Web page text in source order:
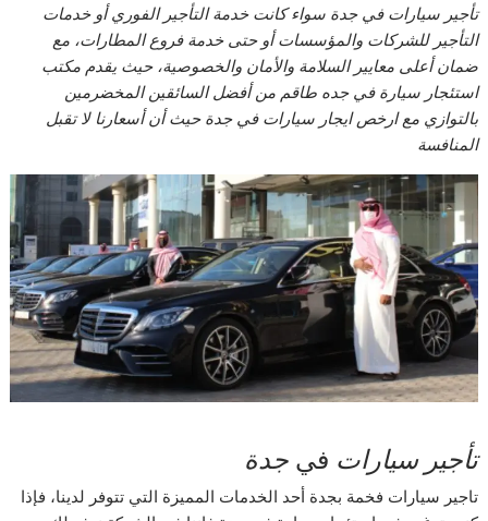
تأجير سيارات في جدة سواء كانت خدمة التأجير الفوري أو خدمات
التأجير للشركات والمؤسسات أو حتى خدمة فروع المطارات، مع
ضمان أعلى معايير السلامة والأمان والخصوصية، حيث يقدم مكتب
استئجار سيارة في جده طاقم من أفضل السائقين المخضرمين
بالتوازي مع ارخص ايجار سيارات في جدة حيث أن أسعارنا لا تقبل
المنافسة
تأجير سيارات فيجدة
تاجير سيارات فخمة بجدة أحد الخدمات المميزة التي تتوفر لدينا، فإذا